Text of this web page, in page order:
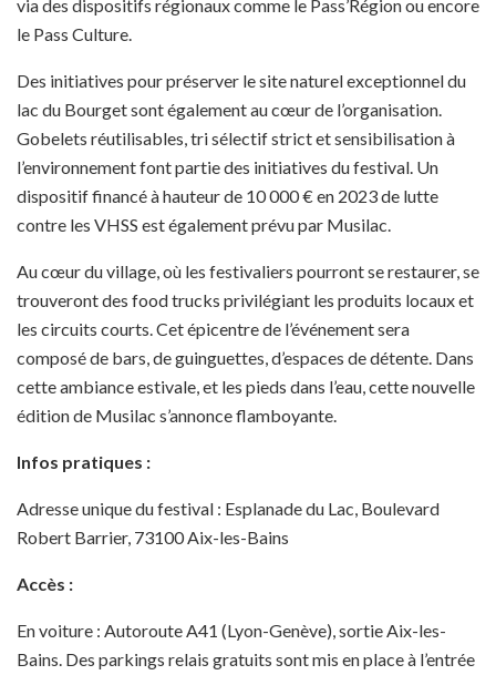
via des dispositifs régionaux comme le Pass’Région ou encore
le Pass Culture.
Des initiatives pour préserver le site naturel exceptionnel du
lac du Bourget sont également au cœur de l’organisation.
Gobelets réutilisables, tri sélectif strict et sensibilisation à
l’environnement font partie des initiatives du festival. Un
dispositif financé à hauteur de 10 000 € en 2023 de lutte
contre les VHSS est également prévu par Musilac.
Au cœur du village, où les festivaliers pourront se restaurer, se
trouveront des food trucks privilégiant les produits locaux et
les circuits courts. Cet épicentre de l’événement sera
composé de bars, de guinguettes, d’espaces de détente. Dans
cette ambiance estivale, et les pieds dans l’eau, cette nouvelle
édition de Musilac s’annonce flamboyante.
Infos pratiques :
Adresse unique du festival : Esplanade du Lac, Boulevard
Robert Barrier, 73100 Aix-les-Bains
Accès :
En voiture : Autoroute A41 (Lyon-Genève), sortie Aix-les-
Bains. Des parkings relais gratuits sont mis en place à l’entrée